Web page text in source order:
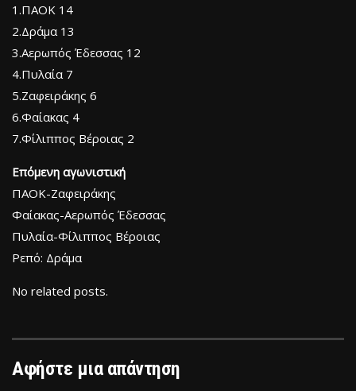
1.ΠΑΟΚ 14
2.Δράμα 13
3.Αερωπός Έδεσσας 12
4.Πυλαία 7
5.Ζαφειράκης 6
6.Φαίακας 4
7.Φίλιππος Βέροιας 2
Επόμενη αγωνιστική
ΠΑΟΚ-Ζαφειράκης
Φαίακας-Αερωπός Έδεσσας
Πυλαία-Φίλιππος Βέροιας
Ρεπό: Δράμα
No related posts.
Αφήστε μια απάντηση